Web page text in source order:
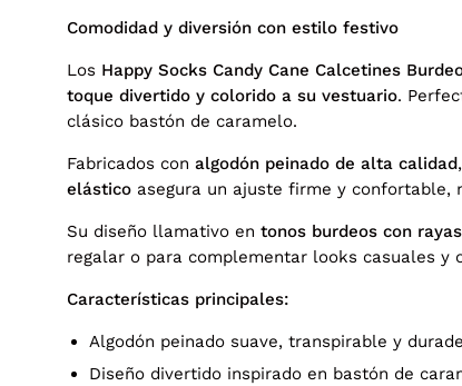
Comodidad y diversión con estilo festivo
Los Happy Socks Candy Cane Calcetines
toque divertido y colorido a su vestuario.
clásico bastón de caramelo.
Fabricados con algodón peinado de alta calidad
elástico asegura un ajuste firme y confortable,
Su diseño llamativo en tonos burdeos con
regalar o para complementar looks casuales y
Características principales:
Algodón peinado suave, transpirable y
Diseño divertido inspirado en bastón de